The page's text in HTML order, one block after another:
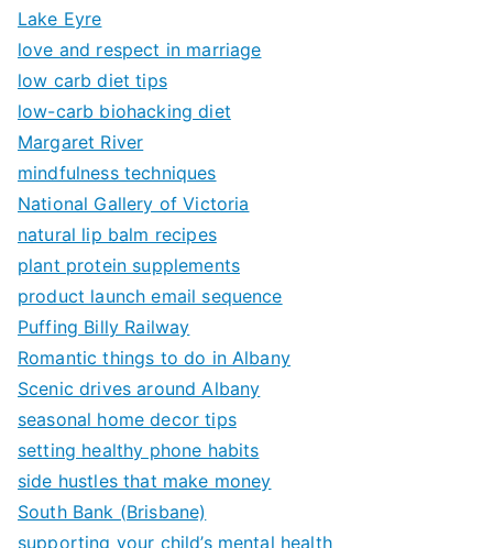
Lake Eyre
love and respect in marriage
low carb diet tips
low-carb biohacking diet
Margaret River
mindfulness techniques
National Gallery of Victoria
natural lip balm recipes
plant protein supplements
product launch email sequence
Puffing Billy Railway
Romantic things to do in Albany
Scenic drives around Albany
seasonal home decor tips
setting healthy phone habits
side hustles that make money
South Bank (Brisbane)
supporting your child’s mental health